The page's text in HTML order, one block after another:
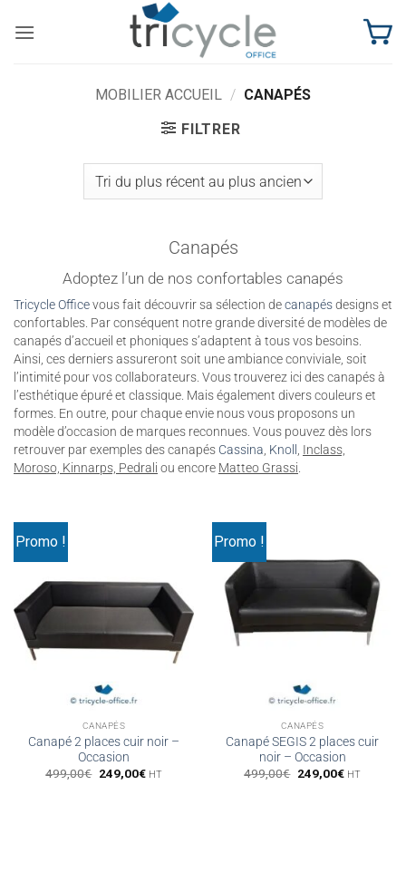
MOBILIER ACCUEIL / CANAPÉS
FILTRER
Canapés
Adoptez l’un de nos confortables canapés
Tricycle Officevous fait découvrir sa sélection decanapésdesigns et
confortables. Par conséquent notre grande diversité de modèles de
canapés d’accueil et phoniques s’adaptent à tous vos besoins.
Ainsi, ces derniers assureront soit une ambiance conviviale, soit
l’intimité pour vos collaborateurs. Vous trouverez ici des canapés à
l’esthétique épuré et classique. Mais également divers couleurs et
formes. En outre, pour chaque envie nous vous proposons un
modèle d’occasion de marques reconnues. Vous pouvez dès lors
retrouver par exemples des canapés Cassina, Knoll , Inclass,
Moroso, Kinnarps, Pedrali ou encore Matteo Grassi.
Promo !
CANAPÉS
Canapé 2 places cuir noir –
Occasion
499,00€ Le
249,00€LeHT
Promo !
CANAPÉS
Canapé SEGIS 2 places cuir
noir – Occasion
499,00€ Le
249,00€LeHT